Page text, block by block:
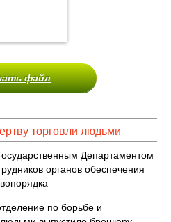
файл
торговли людьми
Департаментом
органов обеспечения
по борьбе и